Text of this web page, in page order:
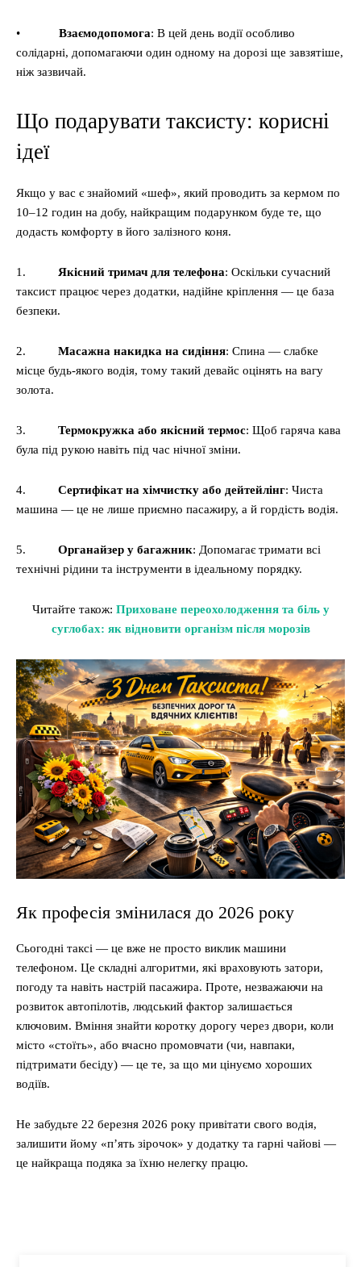
• Взаємодопомога: В цей день водії особливо
солідарні, допомагаючи один одному на дорозі ще завзятіше,
ніж зазвичай.
Що подарувати таксисту: корисні
ідеї
Якщо у вас є знайомий «шеф», який проводить за кермом по
10–12 годин на добу, найкращим подарунком буде те, що
додасть комфорту в його залізного коня.
1. Якісний тримач для телефона: Оскільки сучасний
таксист працює через додатки, надійне кріплення — це база
безпеки.
2. Масажна накидка на сидіння: Спина — слабке
місце будь-якого водія, тому такий девайс оцінять на вагу
золота.
3. Термокружка або якісний термос: Щоб гаряча кава
була під рукою навіть під час нічної зміни.
4. Сертифікат на хімчистку або дейтейлінг: Чиста
машина — це не лише приємно пасажиру, а й гордість водія.
5. Органайзер у багажник: Допомагає тримати всі
технічні рідини та інструменти в ідеальному порядку.
Читайте також: Приховане переохолодження та біль у
суглобах: як відновити організм після морозів
Як професія змінилася до 2026 року
Сьогодні таксі — це вже не просто виклик машини
телефоном. Це складні алгоритми, які враховують затори,
погоду та навіть настрій пасажира. Проте, незважаючи на
розвиток автопілотів, людський фактор залишається
ключовим. Вміння знайти коротку дорогу через двори, коли
місто «стоїть», або вчасно промовчати (чи, навпаки,
підтримати бесіду) — це те, за що ми цінуємо хороших
водіїв.
Не забудьте 22 березня 2026 року привітати свого водія,
залишити йому «п’ять зірочок» у додатку та гарні чайові —
це найкраща подяка за їхню нелегку працю.